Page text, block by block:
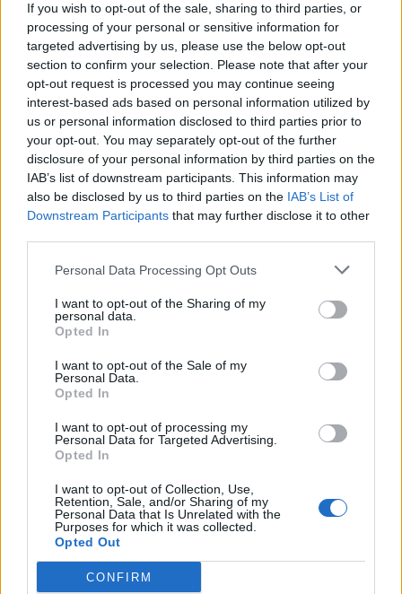
If you wish to opt-out of the sale, sharing to third parties, or
processing of your personal or sensitive information for
targeted advertising by us, please use the below opt-out
section to confirm your selection. Please note that after your
opt-out request is processed you may continue seeing
interest-based ads based on personal information utilized by
us or personal information disclosed to third parties prior to
your opt-out. You may separately opt-out of the further
disclosure of your personal information by third parties on the
IAB’s list of downstream participants. This information may
also be disclosed by us to third parties on the IAB’s List of
Downstream Participants that may further disclose it to other
Personal Data Processing Opt Outs
I want to opt-out of the Sharing of my
personal data.
Opted In
I want to opt-out of the Sale of my
Personal Data.
Opted In
I want to opt-out of processing my
Personal Data for Targeted Advertising.
Opted In
I want to opt-out of Collection, Use,
Retention, Sale, and/or Sharing of my
Personal Data that Is Unrelated with the
Purposes for which it was collected.
Opted Out
CONFIRM
Έβρος, Λιμάνι Καμαριώτισσας, Σαμοθράκη,
08:00-15:00
Εύβοια, Χαλκίδα, Πάρκο του Λαού, Αλιβερίου
και Κιαπέκου γωνία, 09:30-15:00
Ευρυτανία, έναντι ΚΑΠΗ Καρπενησίου, 09.00-
15.30
Ζάκυνθος, ΙΚΑ, Γλάδστωνος 6, 08:30-15:30
Ηλεία, Πύργος, Γενικό Νοσοκομείο, 08:30-
14:30
Ηλεία, Αμαλιάδα, Συνεδριακό Κέντρο, 08:30-
Χανιά, Γ.Ν Χανίων «Άγιος Γεώργιος», (ΤΕΠ
Covid), 08:30-14:30
Χίος, Κ.Υ Χίου, Λετσαίνης 1 & Αγ. Ειρήνης,
Χίος, Κ.Υ ΕΟΔΥ Χίου, Λετσαίνης 1 & Αγ.
Ειρήνης, 07:30-14:30
Χίος, Πλατεία Βουνακίου Χίου, 07:30-14:30
Χίος, Αρμόλια, 09:00-12:00
Διαβάστε επίσης
Πώς να προετοιμαστείτε για να αντέξετε τις
αλλεργίες της άνοιξης